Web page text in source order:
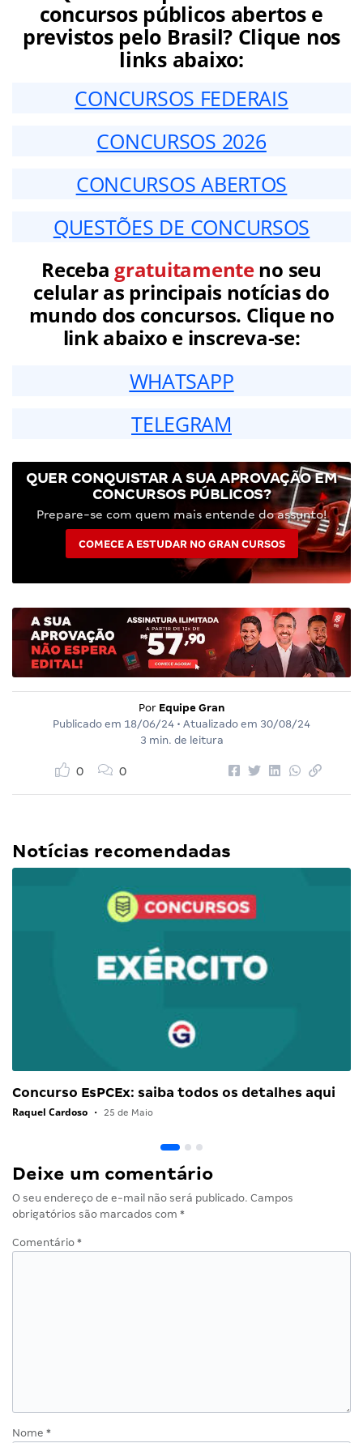
concursos públicos abertos e
previstos pelo Brasil? Clique nos
links abaixo:
CONCURSOS FEDERAIS
CONCURSOS 2026
CONCURSOS ABERTOS
QUESTÕES DE CONCURSOS
Receba gratuitamenteno seu
celular as principais notícias do
mundo dos concursos. Clique no
link abaixo e inscreva-se:
WHATSAPP
TELEGRAM
QUER CONQUISTAR A SUA APROVAÇÃO EM
CONCURSOS PÚBLICOS?
Prepare-se com quem mais entende do assunto!
COMECE A ESTUDAR NO GRAN CURSOS
Por Equipe Gran
Publicado em 18/06/24 • Atualizado em 30/08/24
3 min. de leitura
0 0
Notícias recomendadas
Concurso EsPCEx: saiba todos os detalhes aqui
Raquel Cardoso • 25 de Maio
Deixe um comentário
O seu endereço de e-mail não será publicado. Campos
obrigatórios são marcados com *
Comentário *
Nome *